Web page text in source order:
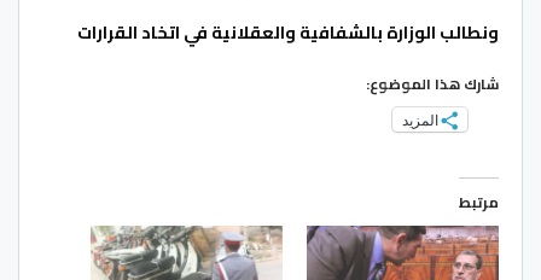
ونطالب الوزارة بالشفافية والعقلانية في اتخاد القرارات
شارك هذا الموضوع:
المزيد
مرتبط